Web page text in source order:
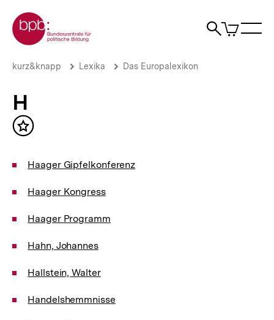
zum
Seiteninhalt
springen
Zur Startseite der bpb
Suche
Artikel
im
Brotkrümelnavigation
Pfadnavigation
kurz&knapp Lexika Das Europalexikon
H
Inhalt
Haager Gipfelkonferenz
Haager Kongress
Haager Programm
Hahn, Johannes
Hallstein, Walter
Handelshemmnisse